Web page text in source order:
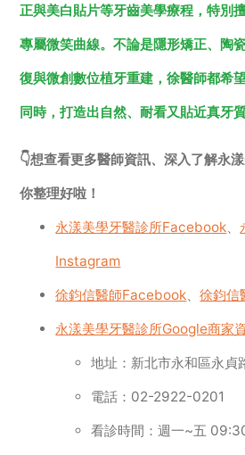
正與美白貼片等牙齒美學療程，特別
專屬微笑曲線。不論是隱形矯正、陶
復與微創數位植牙重建，徐醫師都希
同時，打造出自然、耐看又貼近真牙
👇想查看更多醫師資訊、深入了解永
你整理好啦！
永漾美學牙醫診所Facebook、
Instagram
徐鈞信醫師Facebook、徐鈞
永漾美學牙醫診所Google商家
地址：新北市永和區永貞
電話：02-2922-0201
看診時間：週一~五